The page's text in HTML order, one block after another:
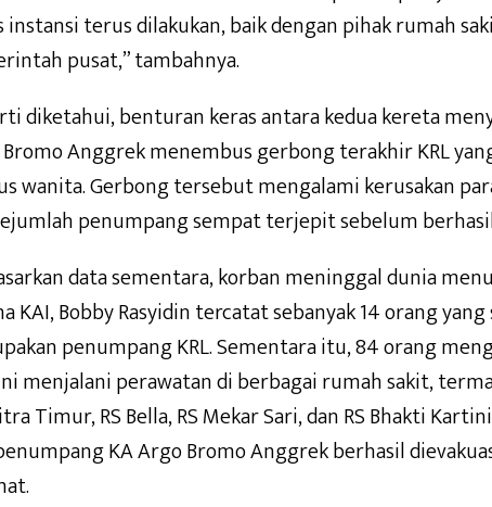
instansi terus dilakukan, baik dengan pihak rumah
pusat,” tambahnya.
diketahui, benturan keras antara kedua kereta
Anggrek menembus gerbong terakhir KRL
wanita. Gerbong tersebut mengalami kerusakan
penumpang sempat terjepit sebelum
data sementara, korban meninggal dunia
KAI, Bobby Rasyidin tercatat sebanyak 14 orang
penumpang KRL. Sementara itu, 84 orang
menjalani perawatan di berbagai rumah sakit,
Timur, RS Bella, RS Mekar Sari, dan RS Bhakti
KA Argo Bromo Anggrek berhasil